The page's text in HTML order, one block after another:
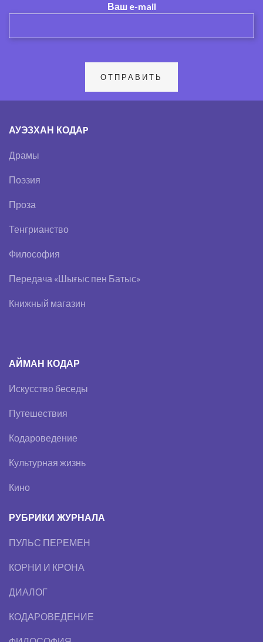
Ваш e-mail
АУЭЗХАН КОДАP
Драмы
Поэзия
Проза
Тенгрианство
Философия
Передача «Шығыс пен Батыс»
Книжный магазин
АЙМАН КОДАР
Искусство беседы
Путешествия
Кодароведение
Культурная жизнь
Кино
РУБРИКИ ЖУРНАЛА
ПУЛЬС ПЕРЕМЕН
КОРНИ И КРОНА
ДИАЛОГ
КОДАРОВЕДЕНИЕ